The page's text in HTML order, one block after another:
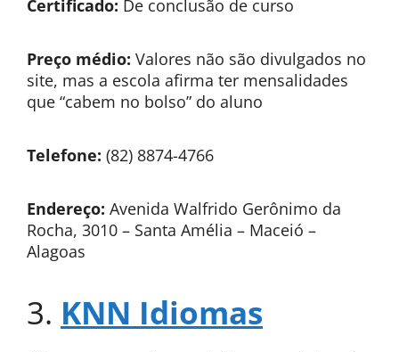
Certificado: De conclusão de curso
Preço médio: Valores não são divulgados no
site, mas a escola afirma ter mensalidades
que “cabem no bolso” do aluno
Telefone: (82) 8874-4766
Endereço: Avenida Walfrido Gerônimo da
Rocha, 3010 – Santa Amélia – Maceió –
Alagoas
3. KNN Idiomas